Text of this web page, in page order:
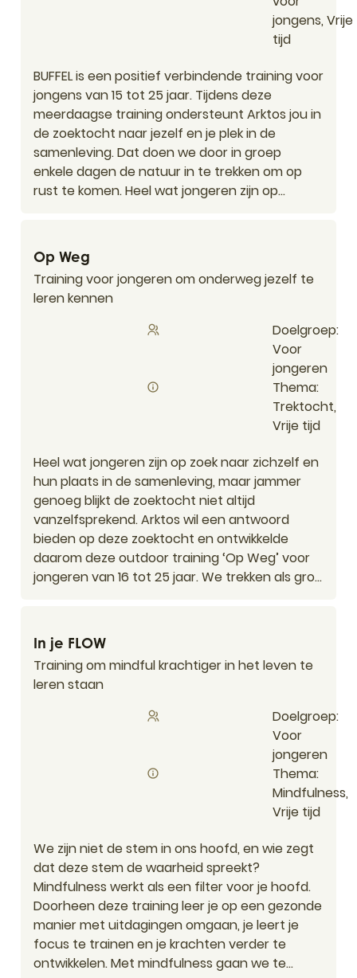
jongens, Vrije
tijd
BUFFEL is een positief verbindende training voor
jongens van 15 tot 25 jaar. Tijdens deze
meerdaagse training ondersteunt Arktos jou in
de zoektocht naar jezelf en je plek in de
samenleving. Dat doen we door in groep
enkele dagen de natuur in te trekken om op
rust te komen. Heel wat jongeren zijn op...
Op Weg
Training voor jongeren om onderweg jezelf te
leren kennen
Doelgroep
Voor
jongeren
Thema
Trektocht,
Vrije tijd
Heel wat jongeren zijn op zoek naar zichzelf en
hun plaats in de samenleving, maar jammer
genoeg blijkt de zoektocht niet altijd
vanzelfsprekend. Arktos wil een antwoord
bieden op deze zoektocht en ontwikkelde
daarom deze outdoor training ‘Op Weg’ voor
jongeren van 16 tot 25 jaar. We trekken als gro...
In je FLOW
Training om mindful krachtiger in het leven te
leren staan
Doelgroep
Voor
jongeren
Thema
Mindfulness,
Vrije tijd
We zijn niet de stem in ons hoofd, en wie zegt
dat deze stem de waarheid spreekt?
Mindfulness werkt als een filter voor je hoofd.
Doorheen deze training leer je op een gezonde
manier met uitdagingen omgaan, je leert je
focus te trainen en je krachten verder te
ontwikkelen. Met mindfulness gaan we te...